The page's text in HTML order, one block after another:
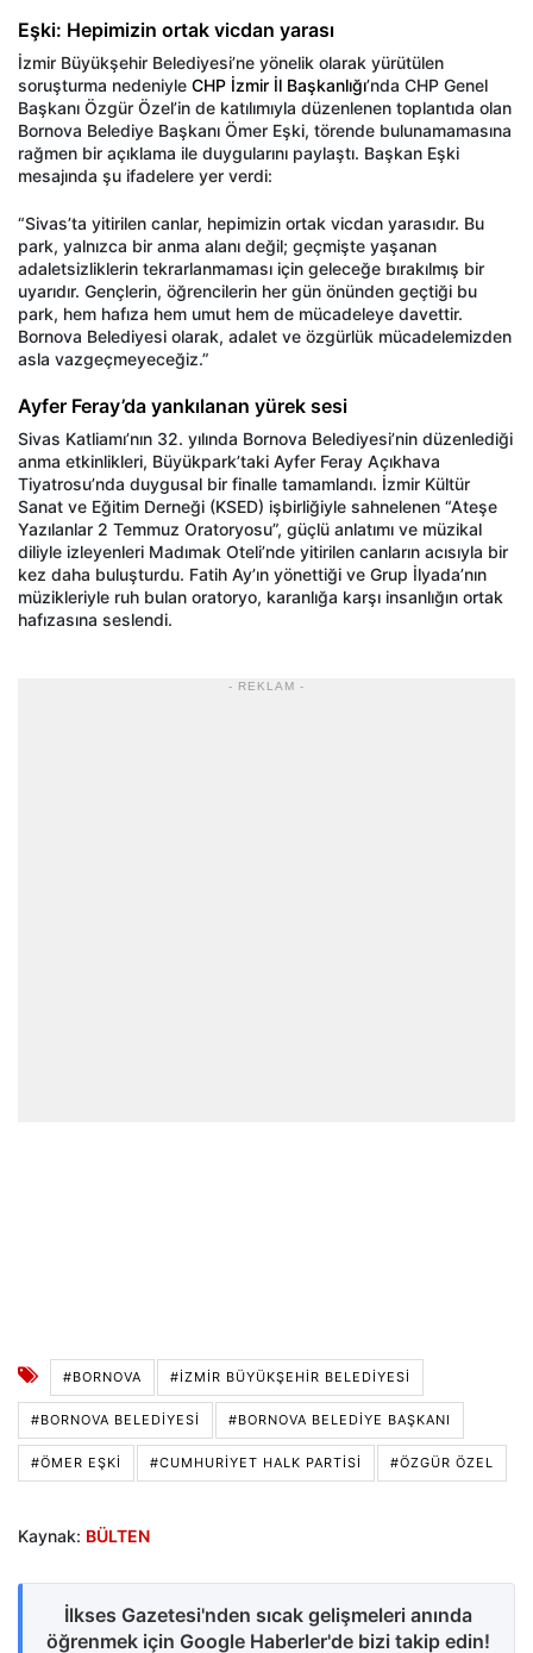
Eşki: Hepimizin ortak vicdan yarası
İzmir Büyükşehir Belediyesi’ne yönelik olarak yürütülen
soruşturma nedeniyle CHP İzmir İl Başkanlığı’nda CHP Genel
Başkanı Özgür Özel’in de katılımıyla düzenlenen toplantıda olan
Bornova Belediye Başkanı Ömer Eşki, törende bulunamamasına
rağmen bir açıklama ile duygularını paylaştı. Başkan Eşki
mesajında şu ifadelere yer verdi:
“Sivas’ta yitirilen canlar, hepimizin ortak vicdan yarasıdır. Bu
park, yalnızca bir anma alanı değil; geçmişte yaşanan
adaletsizliklerin tekrarlanmaması için geleceğe bırakılmış bir
uyarıdır. Gençlerin, öğrencilerin her gün önünden geçtiği bu
park, hem hafıza hem umut hem de mücadeleye davettir.
Bornova Belediyesi olarak, adalet ve özgürlük mücadelemizden
asla vazgeçmeyeceğiz.”
Ayfer Feray’da yankılanan yürek sesi
Sivas Katliamı’nın 32. yılında Bornova Belediyesi’nin düzenlediği
anma etkinlikleri, Büyükpark’taki Ayfer Feray Açıkhava
Tiyatrosu’nda duygusal bir finalle tamamlandı. İzmir Kültür
Sanat ve Eğitim Derneği (KSED) işbirliğiyle sahnelenen “Ateşe
Yazılanlar 2 Temmuz Oratoryosu”, güçlü anlatımı ve müzikal
diliyle izleyenleri Madımak Oteli’nde yitirilen canların acısıyla bir
kez daha buluşturdu. Fatih Ay’ın yönettiği ve Grup İlyada’nın
müzikleriyle ruh bulan oratoryo, karanlığa karşı insanlığın ortak
hafızasına seslendi.
- REKLAM -
#BORNOVA #İZMIR BÜYÜKŞEHIR BELEDIYESI
#BORNOVA BELEDIYESI #BORNOVA BELEDIYE BAŞKANI
#ÖMER EŞKI #CUMHURİYET HALK PARTİSİ #ÖZGÜR ÖZEL
Kaynak: BÜLTEN
İlkses Gazetesi'nden sıcak gelişmeleri anında
öğrenmek için Google Haberler'de bizi takip edin!